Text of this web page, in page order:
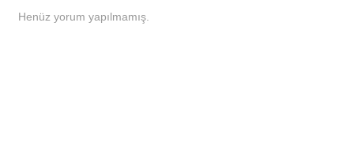
Henüz yorum yapılmamış.